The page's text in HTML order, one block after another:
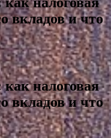
вкладов и что
налоговая
вкладов и что